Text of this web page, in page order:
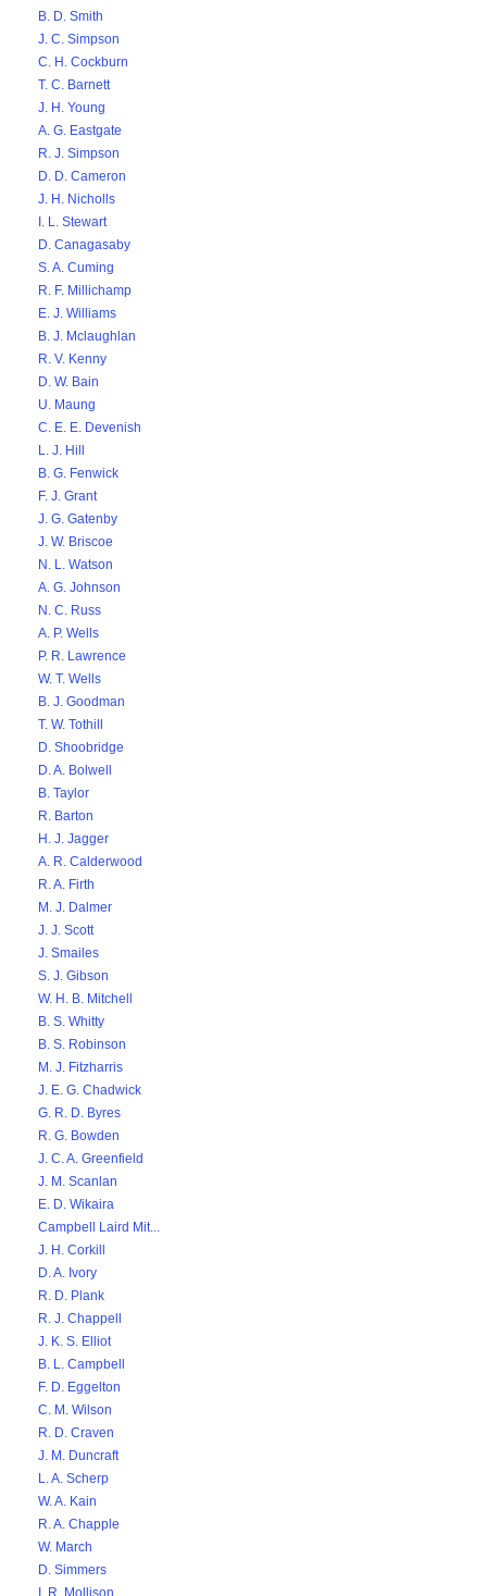
B. D. Smith
J. C. Simpson
C. H. Cockburn
T. C. Barnett
J. H. Young
A. G. Eastgate
R. J. Simpson
D. D. Cameron
J. H. Nicholls
I. L. Stewart
D. Canagasaby
S. A. Cuming
R. F. Millichamp
E. J. Williams
B. J. Mclaughlan
R. V. Kenny
D. W. Bain
U. Maung
C. E. E. Devenish
L. J. Hill
B. G. Fenwick
F. J. Grant
J. G. Gatenby
J. W. Briscoe
N. L. Watson
A. G. Johnson
N. C. Russ
A. P. Wells
P. R. Lawrence
W. T. Wells
B. J. Goodman
T. W. Tothill
D. Shoobridge
D. A. Bolwell
B. Taylor
R. Barton
H. J. Jagger
A. R. Calderwood
R. A. Firth
M. J. Dalmer
J. J. Scott
J. Smailes
S. J. Gibson
W. H. B. Mitchell
B. S. Whitty
B. S. Robinson
M. J. Fitzharris
J. E. G. Chadwick
G. R. D. Byres
R. G. Bowden
J. C. A. Greenfield
J. M. Scanlan
E. D. Wikaira
Campbell Laird Mit...
J. H. Corkill
D. A. Ivory
R. D. Plank
R. J. Chappell
J. K. S. Elliot
B. L. Campbell
F. D. Eggelton
C. M. Wilson
R. D. Craven
J. M. Duncraft
L. A. Scherp
W. A. Kain
R. A. Chapple
W. March
D. Simmers
I. R. Mollison